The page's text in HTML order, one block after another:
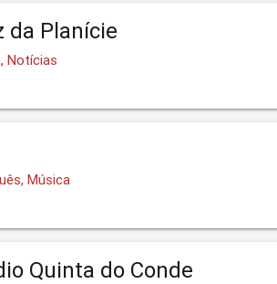
da Planície
Notícias
Música
Quinta do Conde